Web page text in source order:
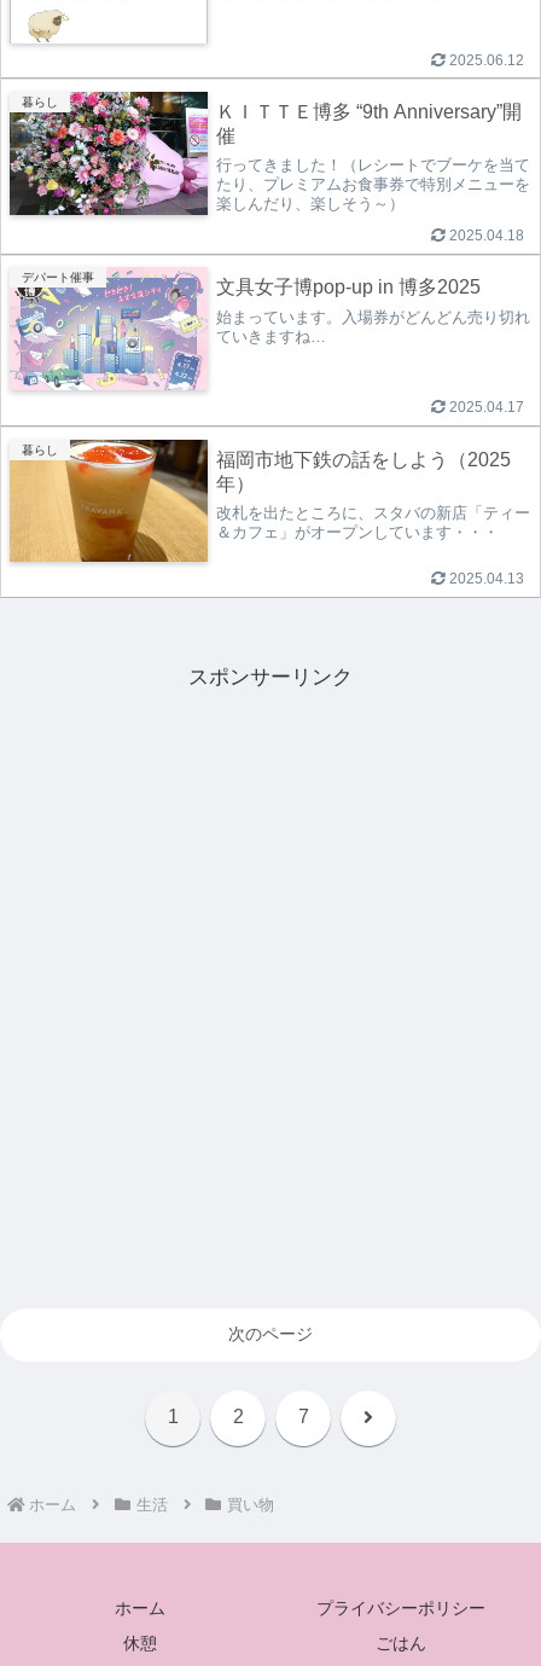
2025.06.12
暮らし
ＫＩＴＴＥ博多 “9th Anniversary”開
催
行ってきました！（レシートでブーケを当て
たり、プレミアムお食事券で特別メニューを
楽しんだり、楽しそう～）
2025.04.18
デパート催事 文具女子博pop-up in 博多2025
始まっています。入場券がどんどん売り切れ
ていきますね…
2025.04.17
暮らし
福岡市地下鉄の話をしよう（2025
年）
改札を出たところに、スタバの新店「ティー
＆カフェ」がオープンしています・・・
2025.04.13
スポンサーリンク
次のページ
1 2 7 次
ホーム 生活 買い物
ホーム
プライバシーポリシー
休憩
ごはん